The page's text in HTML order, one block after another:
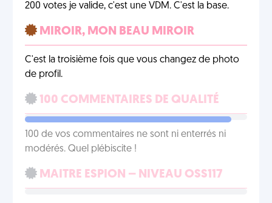
200 votes je valide, c'est une VDM. C'est la base.
MIROIR, MON BEAU MIROIR
C'est la troisième fois que vous changez de photo
de profil.
100 COMMENTAIRES DE QUALITÉ
100 de vos commentaires ne sont ni enterrés ni
modérés. Quel plébiscite !
MAITRE ESPION – NIVEAU OSS117